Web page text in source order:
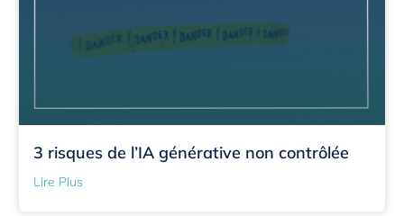
3 risques de l’IA générative non contrôlée
Lire Plus